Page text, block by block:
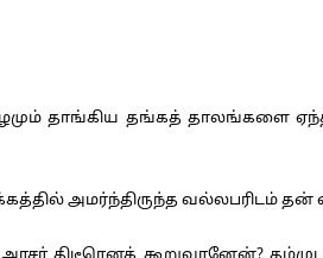
பழமும் தாங்கிய தங்கத்
அமர்ந்திருந்த வல்லபரிடம்